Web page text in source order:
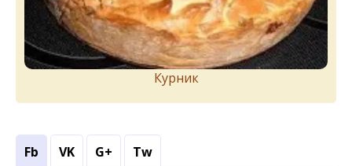
Курник
Fb VK G+ Tw